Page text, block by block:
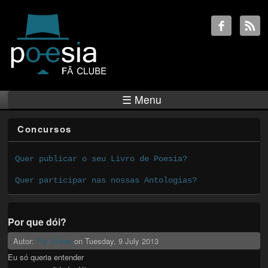
☰ Menu
Concursos
Quer publicar o seu Livro de Poesia?
Quer participar nas nossas Antologias?
Por que dói?
Autor:Yuri Alves onTuesday, 9 July 2013
Eu só queria entender